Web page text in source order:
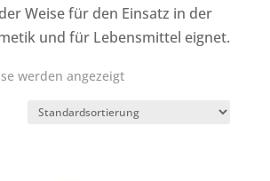
Weise für den Einsatz in der
und für Lebensmittel eignet.
werden angezeigt